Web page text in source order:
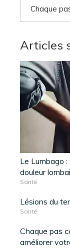
Articles
Le Lumbago
douleur
Santé
Lésions du
Santé
Chaque pas
améliorer